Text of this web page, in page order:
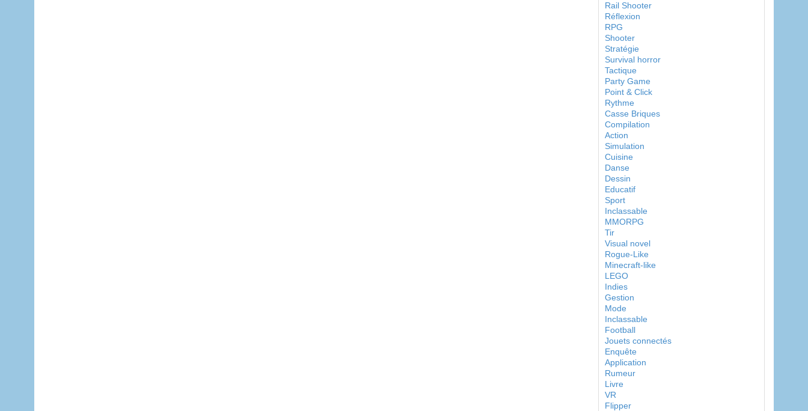
Rail Shooter
Réflexion
RPG
Shooter
Stratégie
Survival horror
Tactique
Party Game
Point & Click
Rythme
Casse Briques
Compilation
Action
Simulation
Cuisine
Danse
Dessin
Educatif
Sport
Inclassable
MMORPG
Tir
Visual novel
Rogue-Like
Minecraft-like
LEGO
Indies
Gestion
Mode
Inclassable
Football
Jouets connectés
Enquête
Application
Rumeur
Livre
VR
Flipper